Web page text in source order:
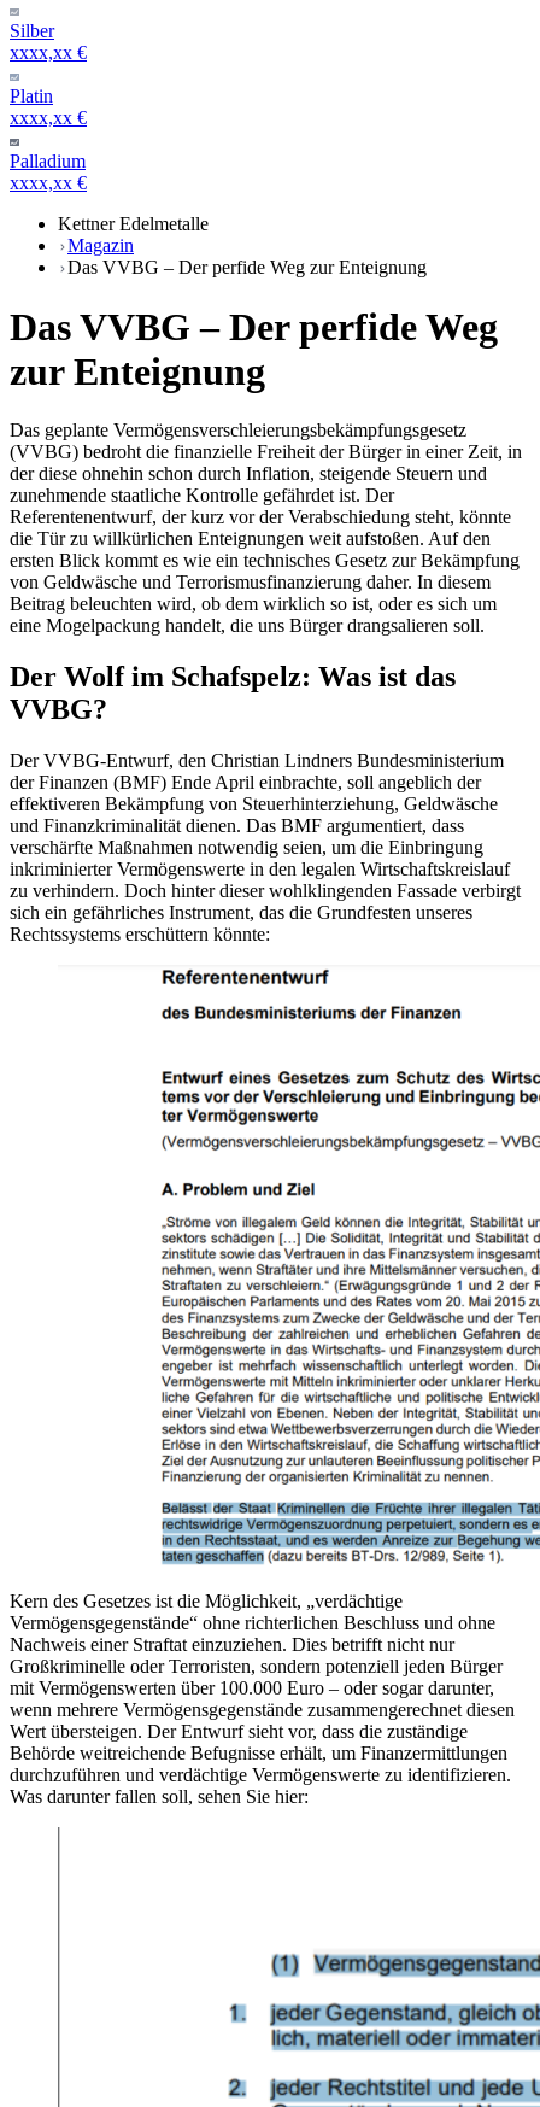
Silber
xxxx,xx €
Platin
xxxx,xx €
Palladium
xxxx,xx €
Kettner Edelmetalle
Magazin
Das VVBG – Der perfide Weg zur Enteignung
Das VVBG – Der perfide Weg
zur Enteignung
Das geplante Vermögensverschleierungsbekämpfungsgesetz
(VVBG) bedroht die finanzielle Freiheit der Bürger in einer Zeit, in
der diese ohnehin schon durch Inflation, steigende Steuern und
zunehmende staatliche Kontrolle gefährdet ist. Der
Referentenentwurf, der kurz vor der Verabschiedung steht, könnte
die Tür zu willkürlichen Enteignungen weit aufstoßen. Auf den
ersten Blick kommt es wie ein technisches Gesetz zur Bekämpfung
von Geldwäsche und Terrorismusfinanzierung daher. In diesem
Beitrag beleuchten wird, ob dem wirklich so ist, oder es sich um
eine Mogelpackung handelt, die uns Bürger drangsalieren soll.
Der Wolf im Schafspelz: Was ist das
VVBG?
Der VVBG-Entwurf, den Christian Lindners Bundesministerium
der Finanzen (BMF) Ende April einbrachte, soll angeblich der
effektiveren Bekämpfung von Steuerhinterziehung, Geldwäsche
und Finanzkriminalität dienen. Das BMF argumentiert, dass
verschärfte Maßnahmen notwendig seien, um die Einbringung
inkriminierter Vermögenswerte in den legalen Wirtschaftskreislauf
zu verhindern. Doch hinter dieser wohlklingenden Fassade verbirgt
sich ein gefährliches Instrument, das die Grundfesten unseres
Rechtssystems erschüttern könnte:
Kern des Gesetzes ist die Möglichkeit, „verdächtige
Vermögensgegenstände“ ohne richterlichen Beschluss und ohne
Nachweis einer Straftat einzuziehen. Dies betrifft nicht nur
Großkriminelle oder Terroristen, sondern potenziell jeden Bürger
mit Vermögenswerten über 100.000 Euro – oder sogar darunter,
wenn mehrere Vermögensgegenstände zusammengerechnet diesen
Wert übersteigen. Der Entwurf sieht vor, dass die zuständige
Behörde weitreichende Befugnisse erhält, um Finanzermittlungen
durchzuführen und verdächtige Vermögenswerte zu identifizieren.
Was darunter fallen soll, sehen Sie hier: